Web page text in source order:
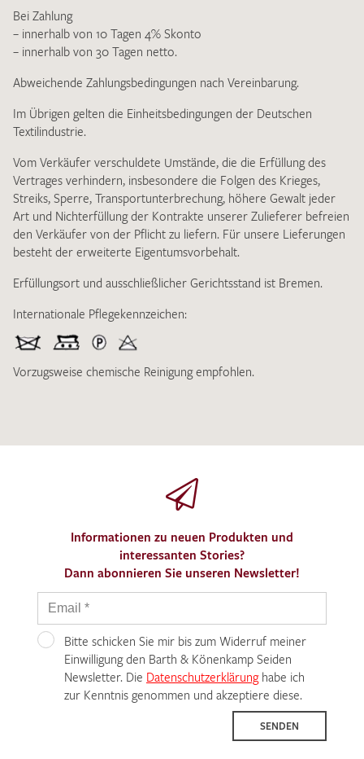
zur Beantwortung meiner Musteranfrage genutzt werden.
DieDatenschutzbestimmungen
genommen und akzeptiere diese.
MUSTERANFRAGE SENDEN
Bei Zahlung
– innerhalb von 10 Tagen 4% Skonto
– innerhalb von 30 Tagen netto.
Abweichende Zahlungsbedingungen nach Vereinbarung.
Im Übrigen gelten die Einheitsbedingungen der Deutschen
Textilindustrie.
Vom Verkäufer verschuldete Umstände, die die Erfüllung des
Vertrages verhindern, insbesondere die Folgen des Krieges,
Streiks, Sperre, Transportunterbrechung, höhere Gewalt jeder
Art und Nichterfüllung der Kontrakte unserer Zulieferer befreien
den Verkäufer von der Pflicht zu liefern. Für unsere Lieferungen
besteht der erweiterte Eigentumsvorbehalt.
Erfüllungsort und ausschließlicher Gerichtsstand ist Bremen.
Internationale Pflegekennzeichen:
Vorzugsweise chemische Reinigung empfohlen.
Informationen zu neuen Produkten und
interessanten Stories?
Dann abonnieren Sie unseren Newsletter!
Bitte schicken Sie mir bis zum Widerruf meiner
Einwilligung den Barth & Könenkamp Seiden
Newsletter. Die Datenschutzerklärunghabe ich
zur Kenntnis genommen und akzeptiere diese.
SENDEN